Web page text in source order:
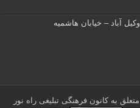
آباد – خیابان هاشمیه
به کانون فرهنگی تبلیغی راه نور